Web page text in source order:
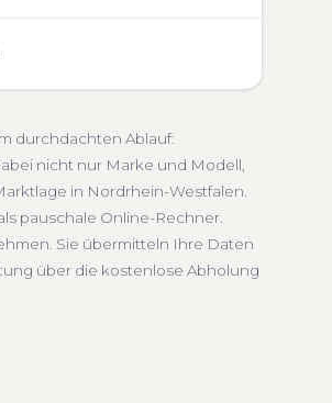
und Umgebung. Auch nicht
bis zur Abmeldung. Über
durchdachten Ablauf:
nicht nur Marke und Modell,
in Nordrhein-Westfalen.
pauschale Online-Rechner.
Sie übermitteln Ihre Daten
über die kostenlose Abholung